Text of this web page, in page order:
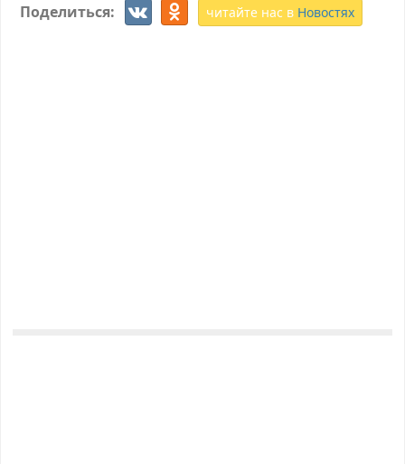
Поделиться: читайте нас в Новостях